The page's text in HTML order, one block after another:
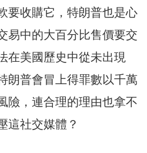
要收購它，特朗普也是心
易中的大百分比售價要交
在美國歷史中從未出現
朗普會冒上得罪數以千萬
險，連合理的理由也拿不
這社交媒體？